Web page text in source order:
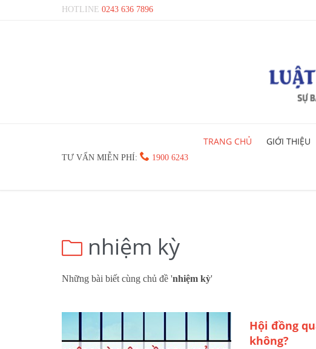
HOTLINE 0243 636 7896
TƯ VẤN MIỄN PHÍ:  1900 6243
TRANG CHỦ GIỚI THIỆU
 nhiệm kỳ
Những bài biết cùng chủ đề 'nhiệm kỳ'
Hội đồng
không?